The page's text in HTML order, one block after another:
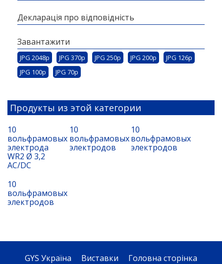
Декларація про відповідність
Завантажити
JPG 2048p JPG 370p JPG 250p JPG 200p
JPG 126p
JPG 100p
JPG 70p
Продукты из этой категории
10
вольфрамовых
электрода
WR2 Ø 3,2
AC/DC
10
вольфрамовых
электродов
10
вольфрамовых
электродов
10
вольфрамовых
электродов
GYS Україна Виставки
Головна сторінка